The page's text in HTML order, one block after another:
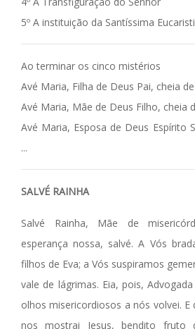
5º A instituição da Santíssima
Ao terminar os cinco mistérios
Avé Maria, Filha de Deus Pai, cheia
Avé Maria, Mãe de Deus Filho, cheia
Avé Maria, Esposa de Deus Espírito
...
SALVÉ RAINHA
Salvé Rainha, Mãe de
esperança nossa, salvé. A Vós
filhos de Eva; a Vós suspiramos
vale de lágrimas. Eia, pois,
olhos misericordiosos a nós volvei.
nos mostrai Jesus, bendito fruto